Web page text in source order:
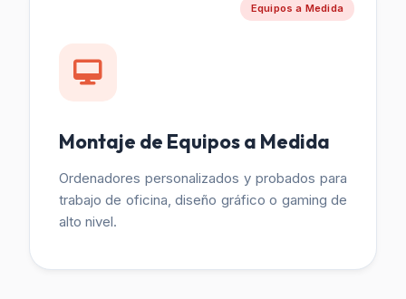
Equipos a Medida
Montaje de Equipos a Medida
Ordenadores personalizados y probados para
trabajo de oficina, diseño gráfico o gaming de
alto nivel.